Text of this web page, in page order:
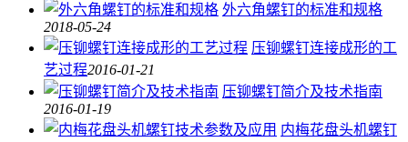
外六角螺钉的标准和规格
2018-05-24
压铆螺钉连接成形的工
艺过程2016-01-21
压铆螺钉简介及技术指南
2016-01-19
内梅花盘头机螺钉